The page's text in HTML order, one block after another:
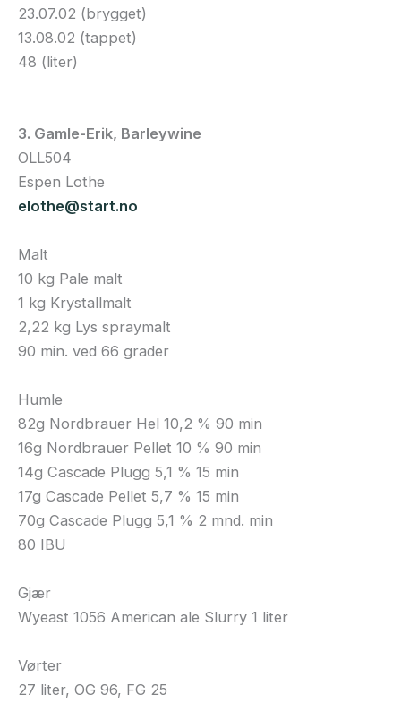
23.07.02 (brygget)
13.08.02 (tappet)
48 (liter)
3. Gamle-Erik, Barleywine
OLL504
Espen Lothe
elothe@start.no
Malt
10 kg Pale malt
1 kg Krystallmalt
2,22 kg Lys spraymalt
90 min. ved 66 grader
Humle
82g Nordbrauer Hel 10,2 % 90 min
16g Nordbrauer Pellet 10 % 90 min
14g Cascade Plugg 5,1 % 15 min
17g Cascade Pellet 5,7 % 15 min
70g Cascade Plugg 5,1 % 2 mnd. min
80 IBU
Gjær
Wyeast 1056 American ale Slurry 1 liter
Vørter
27 liter, OG 96, FG 25